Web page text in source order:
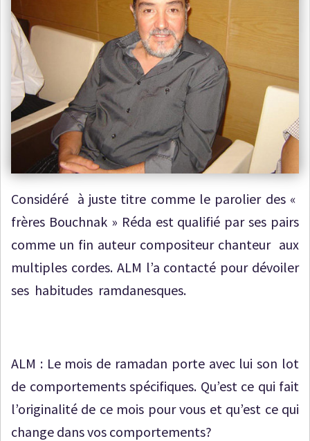
Considéré à juste titre comme le parolier des «
frères Bouchnak » Réda est qualifié par ses pairs
comme un fin auteur compositeur chanteur aux
multiples cordes. ALM l’a contacté pour dévoiler
ses habitudes ramdanesques.
ALM : Le mois de ramadan porte avec lui son lot
de comportements spécifiques. Qu’est ce qui fait
l’originalité de ce mois pour vous et qu’est ce qui
change dans vos comportements?